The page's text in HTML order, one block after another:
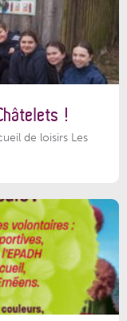
!
de loisirs Les